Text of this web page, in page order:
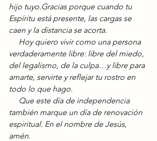
hijo tuyo.Gracias porque cuando tu
Espíritu está presente, las cargas se
caen y la distancia se acorta.
Hoy quiero vivir como una persona
verdaderamente libre: libre del miedo,
del legalismo, de la culpa…y libre para
amarte, servirte y reflejar tu rostro en
todo lo que hago.
Que este día de independencia
también marque un día de renovación
espiritual. En el nombre de Jesús,
amén.